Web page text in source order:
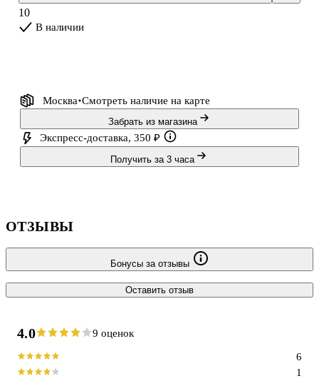
10
В наличии
Москва Смотреть наличие на карте
Забрать из магазина
Экспресс-доставка, 350 ₽
Получить за 3 часа
ОТЗЫВЫ
Бонусы за отзывы
Оставить отзыв
4.0 9 оценок
1
6